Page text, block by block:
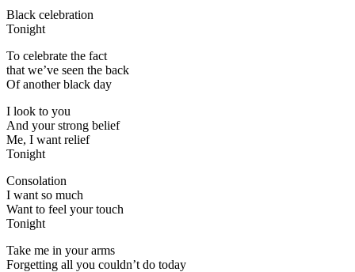
Black celebration
Tonight
To celebrate the fact
that we’ve seen the back
Of another black day
I look to you
And your strong belief
Me, I want relief
Tonight
Consolation
I want so much
Want to feel your touch
Tonight
Take me in your arms
Forgetting all you couldn’t do today